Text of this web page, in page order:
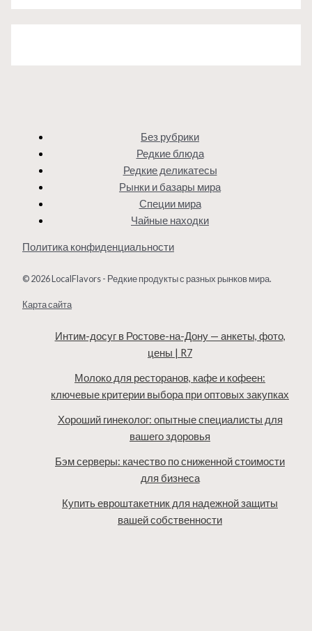
Без рубрики
Редкие блюда
Редкие деликатесы
Рынки и базары мира
Специи мира
Чайные находки
Политика конфиденциальности
© 2026 LocalFlavors - Редкие продукты с разных рынков мира.
Карта сайта
Интим-досуг в Ростове-на-Дону — анкеты, фото,
цены | R7
Молоко для ресторанов, кафе и кофеен:
ключевые критерии выбора при оптовых закупках
Хороший гинеколог: опытные специалисты для
вашего здоровья
Бэм серверы: качество по сниженной стоимости
для бизнеса
Купить евроштакетник для надежной защиты
вашей собственности